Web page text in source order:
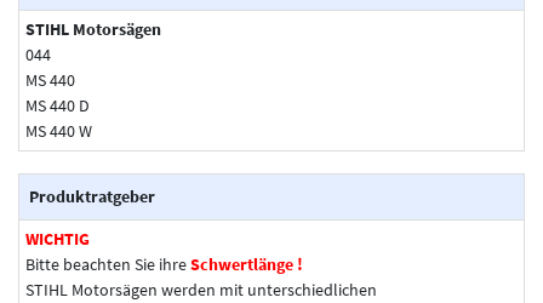
STIHL Motorsägen
044
MS 440
MS 440 D
MS 440 W
Produktratgeber
WICHTIG
Bitte beachten Sie ihreSchwertlänge !
STIHL Motorsägen werden mit unterschiedlichen